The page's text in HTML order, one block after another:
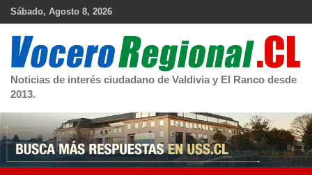
Skip
Sábado, Agosto 8, 2026
Noticias de interés ciudadano de Valdivia y El Ranco desde
2013.